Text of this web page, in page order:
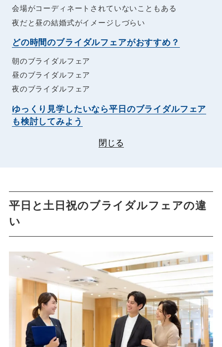
会場がコーディネートされていないこともある
夜だと昼の結婚式がイメージしづらい
どの時間のブライダルフェアがおすすめ？
朝のブライダルフェア
昼のブライダルフェア
夜のブライダルフェア
ゆっくり見学したいなら平日のブライダルフェア
も検討してみよう
閉じる
平日と土日祝のブライダルフェアの違
い